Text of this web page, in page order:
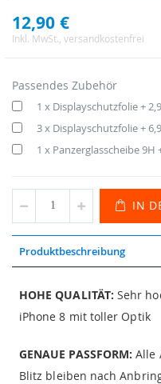
12,90 €
Inkl. MwSt. , versandkostenfrei
Passendes Zubehör
1 x Displayschutzfolie+
3 x Displayschutzfolie+
1 x Panzerglasscheibe 9H
IN
Produktbeschreibung
HOHE QUALITÄT: Sehr
iPhone 8 mit toller Optik
GENAUE PASSFORM: Alle
Blitz bleiben nach